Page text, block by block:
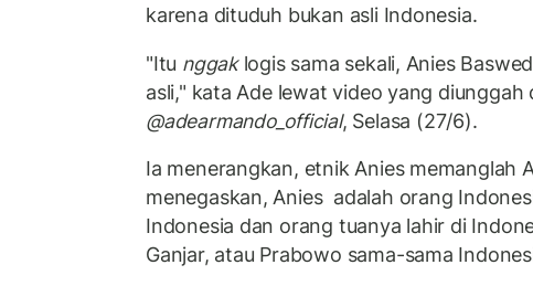
karena dituduh bukan asli Indonesia.
"Itu nggaklogis sama sekali, Anies
asli," kata Ade lewat video yang diunggah
@adearmando_official, Selasa (27/6).
Ia menerangkan, etnik Anies memanglah
menegaskan, Anies adalah orang
Indonesia dan orang tuanya lahir di
Ganjar, atau Prabowo sama-sama